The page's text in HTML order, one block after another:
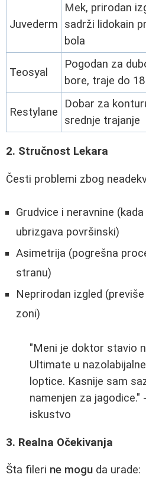
Juvederm
Mek, prirodan
sadrži lidokain
bola
Teosyal
Pogodan za
bore, traje do
Restylane
Dobar za
srednje trajanje
2. Stručnost Lekara
Česti problemi zbog
Grudvice i neravnine
ubrizgava površinski)
Asimetrija (pogrešna
stranu)
Neprirodan izgled
zoni)
"Meni je doktor stavio
Ultimate u
loptice. Kasnije sam
namenjen za jagodice."
iskustvo
3. Realna Očekivanja
Šta fileri ne mogu da urade: